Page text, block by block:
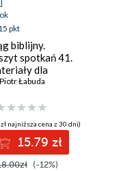
pkt
biblijny.
spotkań 41.
dla
którzy
czytać
Święte. .. Mt
- Mt 12,50
Łabuda
najniższa cena z 30 dni)
15.79 zł
(-12%)